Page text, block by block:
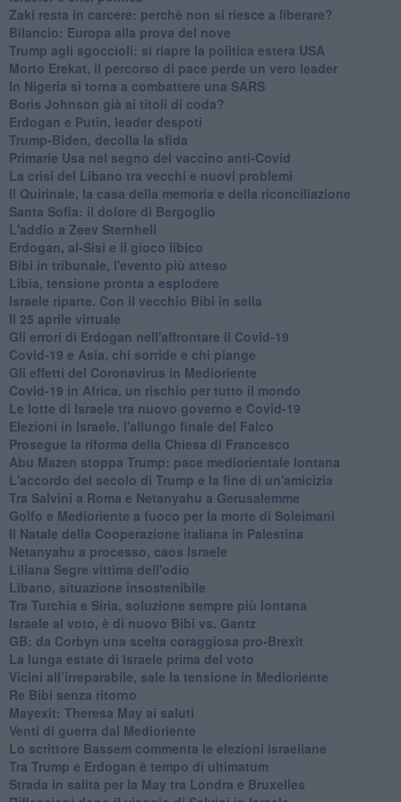
Zaki resta in carcere: perchè non si riesce a liberare?
Bilancio: Europa alla prova del nove
Trump agli sgoccioli: si riapre la politica estera USA
Morto Erekat, il percorso di pace perde un vero leader
In Nigeria si torna a combattere una SARS
Boris Johnson già ai titoli di coda?
Erdogan e Putin, leader despoti
Trump-Biden, decolla la sfida
Primarie Usa nel segno del vaccino anti-Covid
La crisi del Libano tra vecchi e nuovi problemi
Il Quirinale, la casa della memoria e della riconciliazione
Santa Sofia: il dolore di Bergoglio
L'addio a ​Zeev Sternhell
Erdogan, al-Sisi e il gioco libico
Bibi in tribunale, l'evento più atteso
Libia, tensione pronta a esplodere
Israele riparte. Con il vecchio Bibi in sella
Il 25 aprile virtuale
Gli errori di Erdogan nell'affrontare il Covid-19
Covid-19 e Asia, chi sorride e chi piange
Gli effetti del Coronavirus in Medioriente
Covid-19 in Africa, un rischio per tutto il mondo
Le lotte di Israele tra nuovo governo e Covid-19
Elezioni in Israele, l'allungo finale del Falco
Prosegue la riforma della Chiesa di Francesco
Abu Mazen stoppa Trump: pace mediorientale lontana
L'accordo del secolo di Trump e la fine di un'amicizia
Tra Salvini a Roma e Netanyahu a Gerusalemme
Golfo e Medioriente a fuoco per la morte di Soleimani
Il Natale della Cooperazione italiana in Palestina
Netanyahu a processo, caos Israele
Liliana Segre vittima dell'odio
Libano, situazione insostenibile
Tra Turchia e Siria, soluzione sempre più lontana
Israele al voto, è di nuovo Bibi vs. Gantz
GB: da Corbyn una scelta coraggiosa pro-Brexit
La lunga estate di Israele prima del voto
Vicini all’irreparabile, sale la tensione in Medioriente
Re Bibi senza ritorno
Mayexit: Theresa May ai saluti
Venti di guerra dal Medioriente
Lo scrittore Bassem commenta le elezioni israeliane
Tra Trump e Erdogan è tempo di ultimatum
Strada in salita per la May tra Londra e Bruxelles